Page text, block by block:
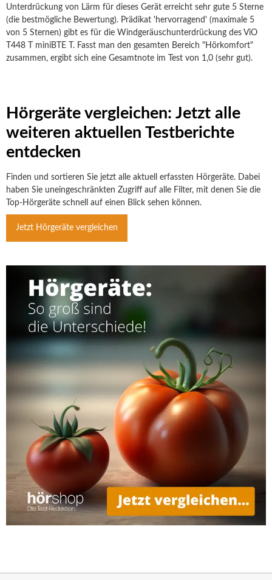
Unterdrückung von Lärm für dieses Gerät erreicht sehr gute 5 Sterne
(die bestmögliche Bewertung). Prädikat 'hervorragend' (maximale 5
von 5 Sternen) gibt es für die Windgeräuschunterdrückung des ViO
T448 T miniBTE T. Fasst man den gesamten Bereich "Hörkomfort"
zusammen, ergibt sich eine Gesamtnote im Test von 1,0 (sehr gut).
Hörgeräte vergleichen: Jetzt alle
weiteren aktuellen Testberichte
entdecken
Finden und sortieren Sie jetzt alle aktuell erfassten Hörgeräte. Dabei
haben Sie uneingeschränkten Zugriff auf alle Filter, mit denen Sie die
Top-Hörgeräte schnell auf einen Blick sehen können.
Jetzt Hörgeräte vergleichen